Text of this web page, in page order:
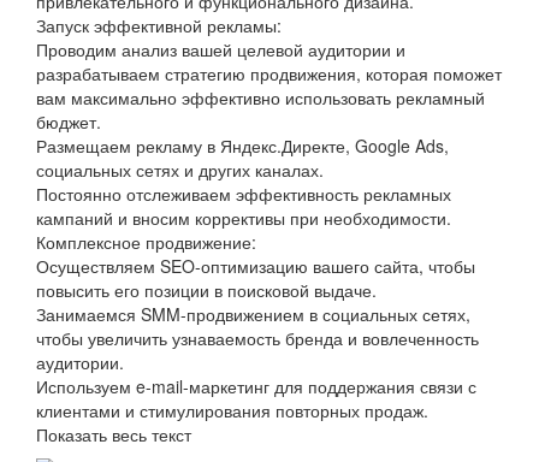
Запуск эффективной рекламы:
Проводим анализ вашей целевой аудитории и
разрабатываем стратегию продвижения, которая поможет
вам максимально эффективно использовать рекламный
бюджет.
Размещаем рекламу в Яндекс.Директе, Google Ads,
социальных сетях и других каналах.
Постоянно отслеживаем эффективность рекламных
кампаний и вносим коррективы при необходимости.
Комплексное продвижение:
Осуществляем SEO-оптимизацию вашего сайта, чтобы
повысить его позиции в поисковой выдаче.
Занимаемся SMM-продвижением в социальных сетях,
чтобы увеличить узнаваемость бренда и вовлеченность
аудитории.
Используем e-mail-маркетинг для поддержания связи с
клиентами и стимулирования повторных продаж.
Показать весь текст